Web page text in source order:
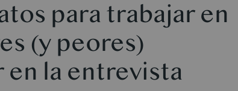
para trabajar en
(y peores)
en la entrevista